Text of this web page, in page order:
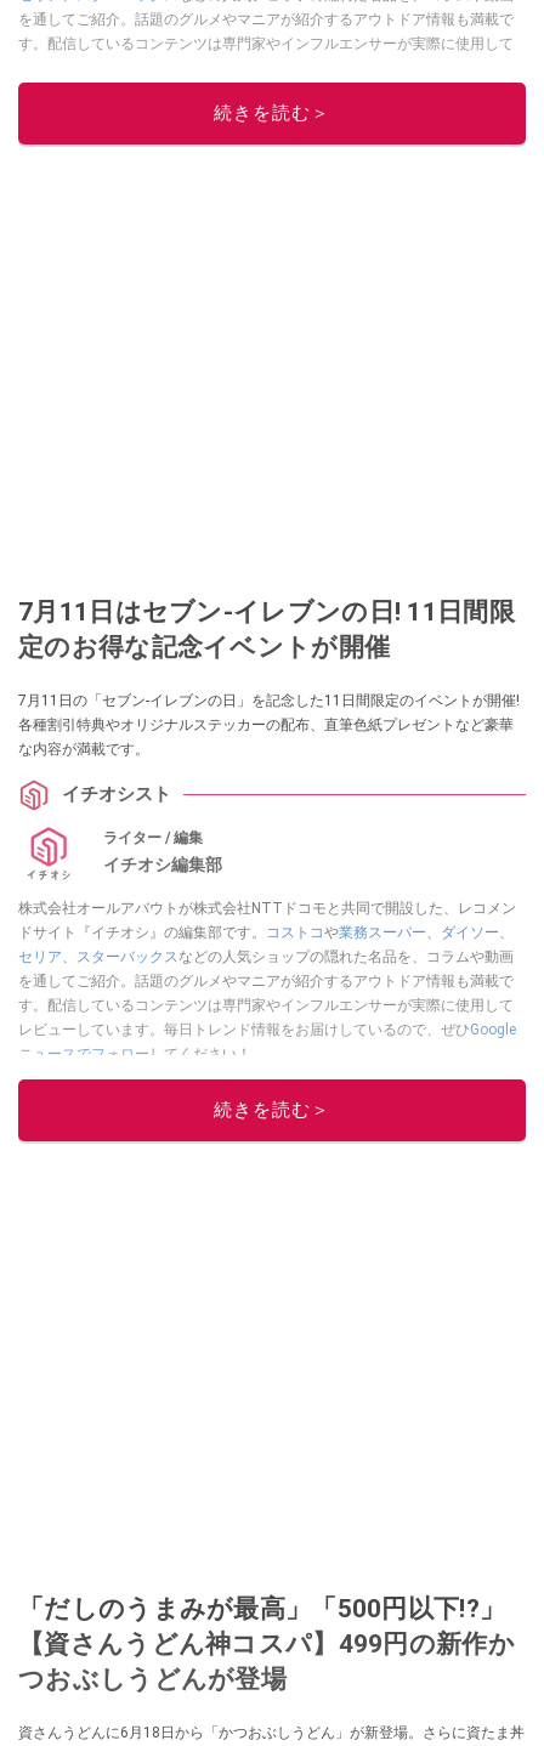
を通してご紹介。話題のグルメやマニアが紹介するアウトドア情報も満載で
す。配信しているコンテンツは専門家やインフルエンサーが実際に使用して
ニュースでフォロー
続きを読む＞
7月11日はセブン-イレブンの日! 11日間限
定のお得な記念イベントが開催
7月11日の「セブン-イレブンの日」を記念した11日間限定のイベントが開催!
各種割引特典やオリジナルステッカーの配布、直筆色紙プレゼントなど豪華
な内容が満載です。
イチオシスト
ライター / 編集
イチオシ編集部
株式会社オールアバウトが株式会社NTTドコモと共同で開設した、レコメン
ドサイト『イチオシ』の編集部です。
コストコや業務スーパー ダイソー
セリア
スターバックス などの人気ショップの隠れた名品を、コラムや動画
を通してご紹介。話題のグルメやマニアが紹介するアウトドア情報も満載で
す。配信しているコンテンツは専門家やインフルエンサーが実際に使用して
レビューしています。毎日トレンド情報をお届けしているので、ぜひGoogle
ニュースでフォロー してください！
続きを読む＞
「だしのうまみが最高」「500円以下!?」
【資さんうどん神コスパ】499円の新作か
つおぶしうどんが登場
資さんうどんに6月18日から「かつおぶしうどん」が新登場。さらに資たま丼